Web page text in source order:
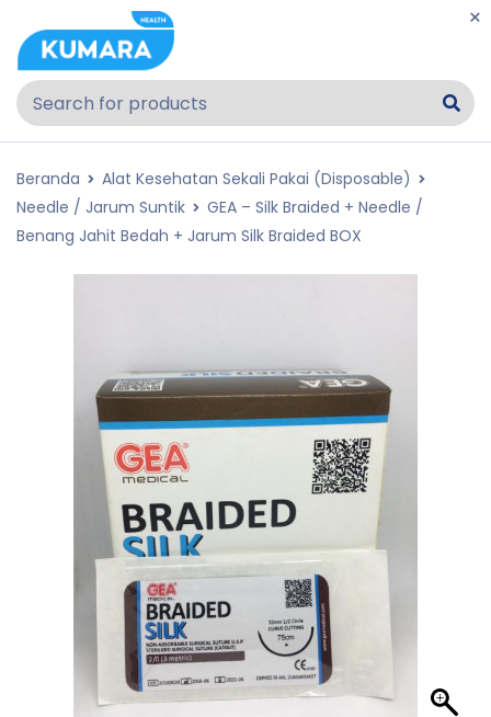
Beranda
Alat Kesehatan Sekali Pakai (Disposable)
Needle / Jarum Suntik
GEA – Silk Braided + Needle /
Benang Jahit Bedah + Jarum Silk Braided BOX